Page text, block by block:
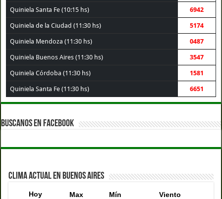
Quiniela Santa Fe (10:15 hs) 6942
Quiniela de la Ciudad (11:30 hs) 5174
Quiniela Mendoza (11:30 hs) 0487
Quiniela Buenos Aires (11:30 hs) 3547
Quiniela Córdoba (11:30 hs) 1581
Quiniela Santa Fe (11:30 hs) 6651
BUSCANOS EN FACEBOOK
CLIMA ACTUAL EN BUENOS AIRES
Hoy Max Mín Viento